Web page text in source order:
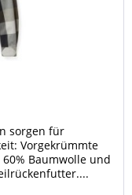
sorgen für
Vorgekrümmte
Baumwolle und